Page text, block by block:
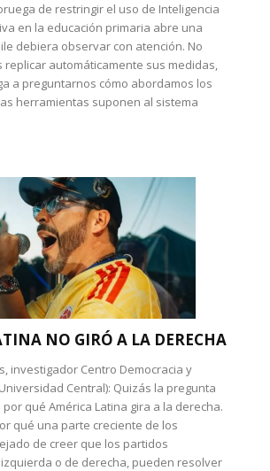
de restringir el uso de Inteligencia
en la educación primaria abre una
debiera observar con atención. No
replicar automáticamente sus medidas,
a preguntarnos cómo abordamos los
herramientas suponen al sistema
NO GIRÓ A LA DERECHA
investigador Centro Democracia y
Central): Quizás la pregunta
qué América Latina gira a la derecha.
qué una parte creciente de los
de creer que los partidos
o de derecha, pueden resolver